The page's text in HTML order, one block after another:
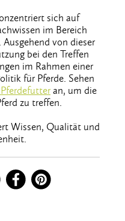
sich auf
im Bereich
von dieser
bei den Treffen
im Rahmen einer
für Pferde. Sehen
an, um die
zu treffen.
Wissen, Qualität und